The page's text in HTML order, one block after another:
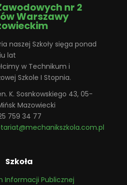
nr 2
Warszawy
naszej Szkoły sięga ponad
lat
w Technikum i
Szkole I Stopnia.
K. Sosnkowskiego 43, 05-
Mazowiecki
759 34 77
Szkoła
Informacji Publicznej